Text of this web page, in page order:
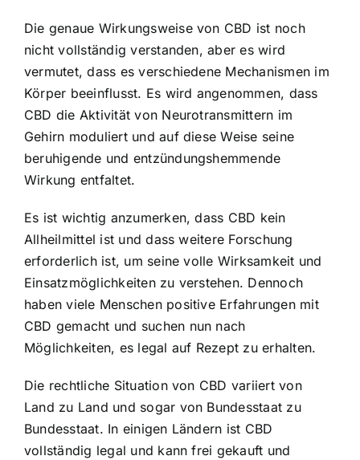
Die genaue Wirkungsweise von CBD ist noch
nicht vollständig verstanden, aber es wird
vermutet, dass es verschiedene Mechanismen im
Körper beeinflusst. Es wird angenommen, dass
CBD die Aktivität von Neurotransmittern im
Gehirn moduliert und auf diese Weise seine
beruhigende und entzündungshemmende
Wirkung entfaltet.
Es ist wichtig anzumerken, dass CBD kein
Allheilmittel ist und dass weitere Forschung
erforderlich ist, um seine volle Wirksamkeit und
Einsatzmöglichkeiten zu verstehen. Dennoch
haben viele Menschen positive Erfahrungen mit
CBD gemacht und suchen nun nach
Möglichkeiten, es legal auf Rezept zu erhalten.
Die rechtliche Situation von CBD variiert von
Land zu Land und sogar von Bundesstaat zu
Bundesstaat. In einigen Ländern ist CBD
vollständig legal und kann frei gekauft und